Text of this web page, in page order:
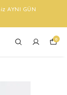
AYNI GÜN
0